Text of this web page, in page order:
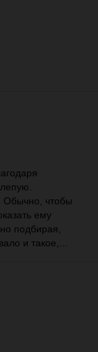
Обычно, чтобы
ему
подбирая,
и такое,...